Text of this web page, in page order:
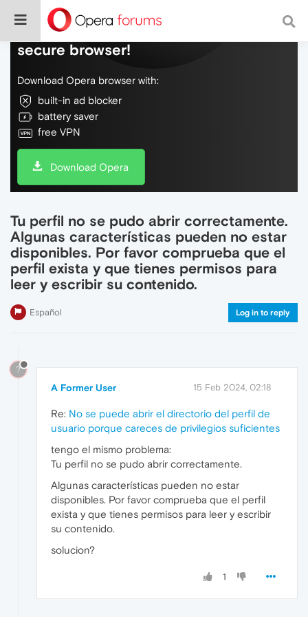
Do more on the web, with a fast and
secure browser!
Download Opera browser with:
built-in ad blocker
battery saver
free VPN
Download Opera
Tu perfil no se pudo abrir correctamente.
Algunas características pueden no estar
disponibles. Por favor comprueba que el
perfil exista y que tienes permisos para
leer y escribir su contenido.
Español Log in to reply
?
A Former User 15 Feb 2024, 02:18
Re: No se puede abrir el directorio del perfil de
usuario porque careces de privilegios suficientes
tengo el mismo problema:
Tu perfil no se pudo abrir correctamente.
Algunas características pueden no estar
disponibles. Por favor comprueba que el perfil
exista y que tienes permisos para leer y escribir
su contenido.
solucion?
1